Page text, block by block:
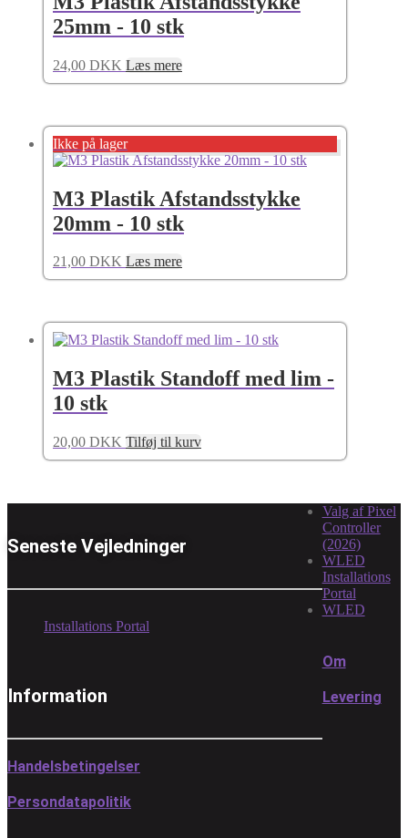
25mm - 10 stk
24,00 DKK Læs mere
Ikke på lager
M3 Plastik Afstandsstykke
20mm - 10 stk
21,00 DKK Læs mere
M3 Plastik Standoff med lim -
10 stk
20,00 DKK Tilføj til kurv
Seneste Vejledninger
Valg af Pixel
Controller
(2026)
WLED
Installations
Portal
WLED
Installations Portal
Information
Om
Levering
Handelsbetingelser
Persondatapolitik